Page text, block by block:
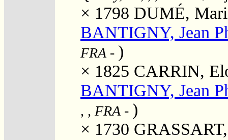
× 1798 DUMÉ,
BANTIGNY, Jean
FRA - )
× 1825 CARRIN,
BANTIGNY, Jean
, , FRA - )
× 1730